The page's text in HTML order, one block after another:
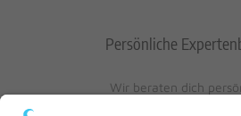
Persönliche
Wir beraten dich